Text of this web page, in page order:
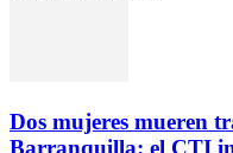
Dos mujeres mueren
Barranquilla: el CTI